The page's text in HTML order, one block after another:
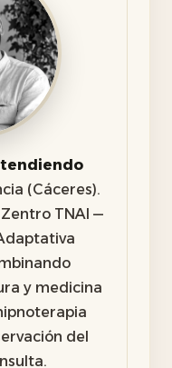
(Cáceres).
TNAI —
y medicina
del